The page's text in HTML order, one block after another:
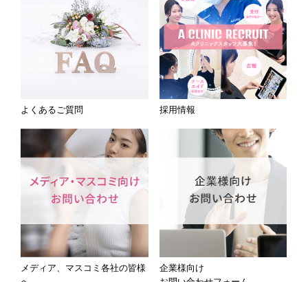
よくあるご質問 採用情報
メディア、マスコミ各社の皆様
企業様向け